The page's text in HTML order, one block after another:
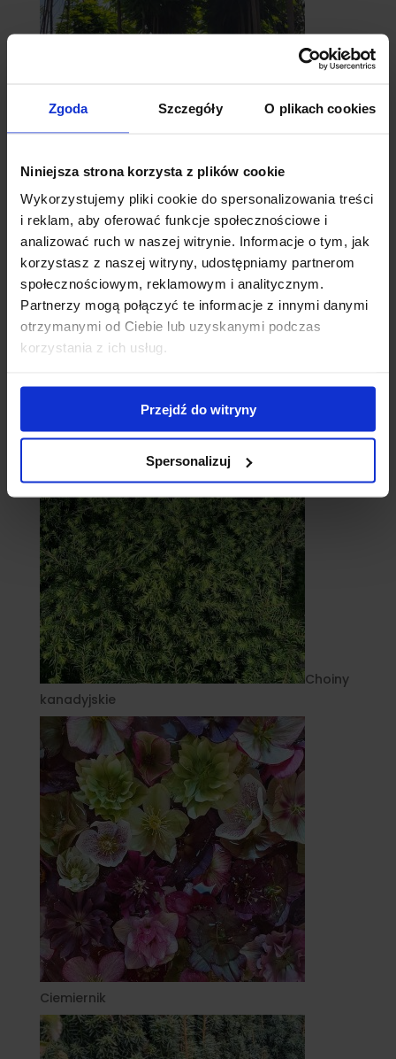
Zgoda Szczegóły O plikach cookies
Niniejsza strona korzysta z plików cookie
Wykorzystujemy pliki cookie do spersonalizowania treści
i reklam, aby oferować funkcje społecznościowe i
analizować ruch w naszej witrynie. Informacje o tym, jak
korzystasz z naszej witryny, udostępniamy partnerom
społecznościowym, reklamowym i analitycznym.
Partnerzy mogą połączyć te informacje z innymi danymi
otrzymanymi od Ciebie lub uzyskanymi podczas
korzystania z ich usług.
Przejdź do witryny
Spersonalizuj
catalpy
Choiny
kanadyjskie
Ciemiernik